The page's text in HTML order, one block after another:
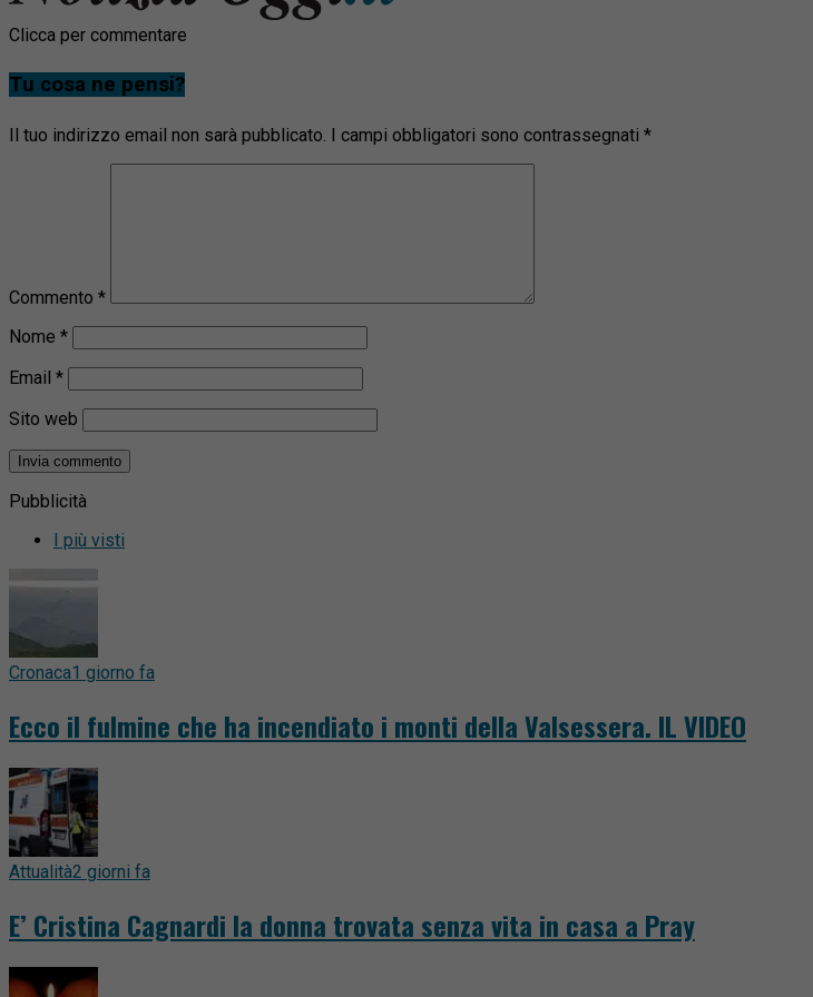
Clicca per commentare
Tu cosa ne pensi?
Il tuo indirizzo email non sarà pubblicato. I campi obbligatori sono contrassegnati *
Commento *
Nome *
Email *
Sito web
Pubblicità
I più visti
Cronaca1 giorno fa
Ecco il fulmine che ha incendiato i monti della Valsessera. IL VIDEO
Attualità2 giorni fa
E’ Cristina Cagnardi la donna trovata senza vita in casa a Pray